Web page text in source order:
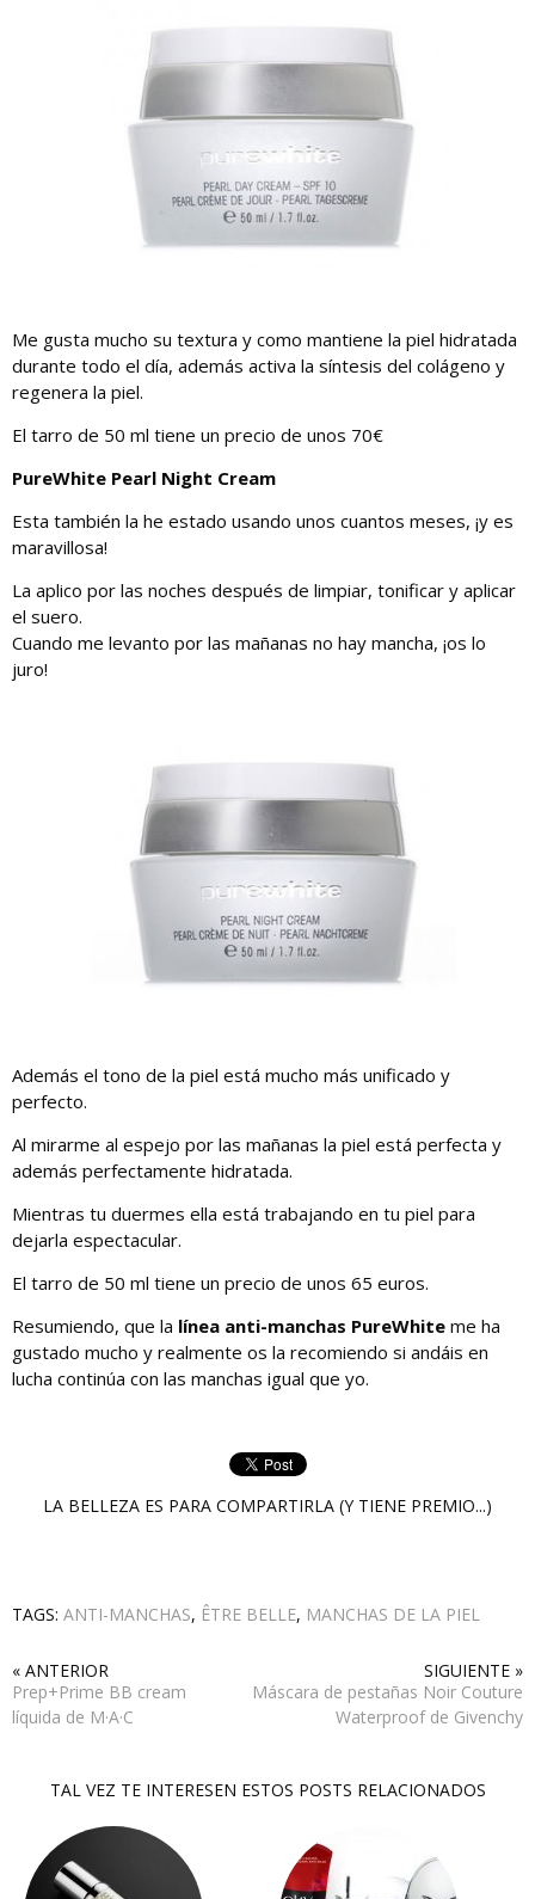
Me gusta mucho su textura y como mantiene la piel hidratada
durante todo el día, además activa la síntesis del colágeno y
regenera la piel.
El tarro de 50 ml tiene un precio de unos 70€
PureWhite Pearl Night Cream
Esta también la he estado usando unos cuantos meses, ¡y es
maravillosa!
La aplico por las noches después de limpiar, tonificar y aplicar
el suero.
Cuando me levanto por las mañanas no hay mancha, ¡os lo
juro!
Además el tono de la piel está mucho más unificado y
perfecto.
Al mirarme al espejo por las mañanas la piel está perfecta y
además perfectamente hidratada.
Mientras tu duermes ella está trabajando en tu piel para
dejarla espectacular.
El tarro de 50 ml tiene un precio de unos 65 euros.
Resumiendo, que la línea anti-manchas PureWhite me ha
gustado mucho y realmente os la recomiendo si andáis en
lucha continúa con las manchas igual que yo.
LA BELLEZA ES PARA COMPARTIRLA (Y TIENE PREMIO...)
TAGS: ANTI-MANCHAS, ÊTRE BELLE, MANCHAS DE LA PIEL
« ANTERIOR
Prep+Prime BB cream
líquida de M·A·C
SIGUIENTE »
Máscara de pestañas Noir Couture
Waterproof de Givenchy
TAL VEZ TE INTERESEN ESTOS POSTS RELACIONADOS